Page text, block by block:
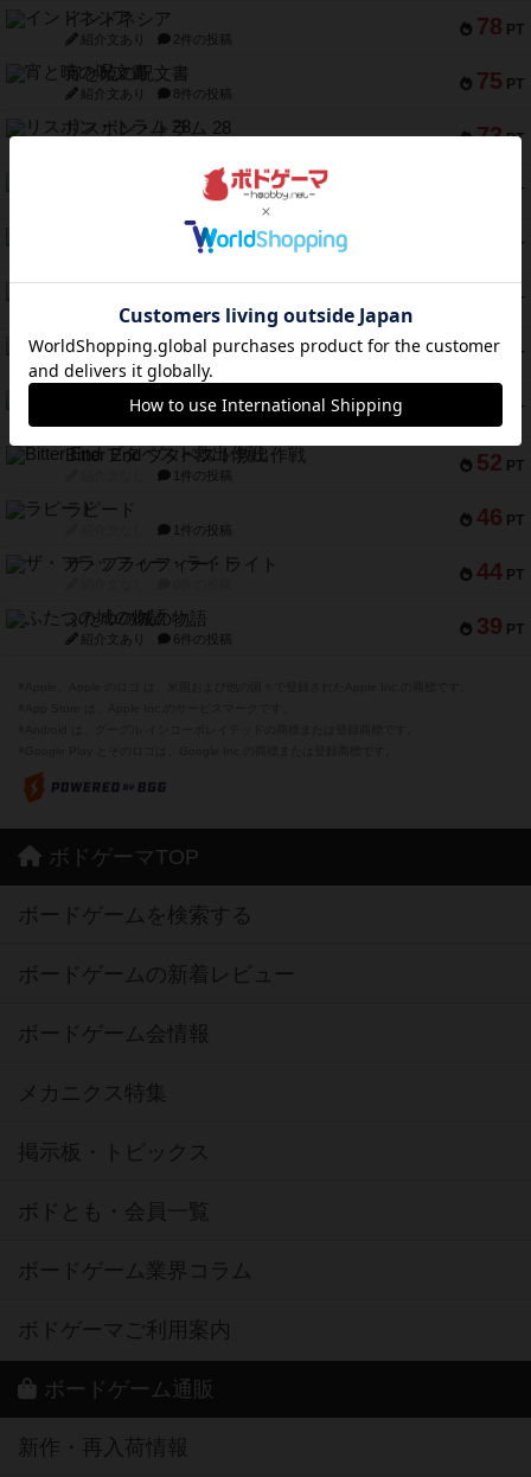
78 PT
インドネシア
紹介文あり 2件の投稿
75 PT
宵と暁の呪文書
紹介文あり 8件の投稿
73 PT
リスボン・トラム 28
PT
1件の投稿
PT
1件の投稿
PT
紹介文なし 1件の投稿
59 PT
スモールワールド
紹介文あり 13件の投稿
PT
ギャンブラー
52 PT
Bitter End ブタペスト救出作戦
1件の投稿
46 PT
ラピード
1件の投稿
44 PT
ザ・フラッフィー・ライト
39 PT
ふたつの城の物語
紹介文あり 6件の投稿
ボドゲーマTOP
ボードゲームを検索する
ボードゲームの新着レビュー
ボードゲーム会情報
メカニクス特集
掲示板・トピックス
ボドとも・会員一覧
ボードゲーム業界コラム
ボドゲーマご利用案内
ボードゲーム通販
新作・再入荷情報